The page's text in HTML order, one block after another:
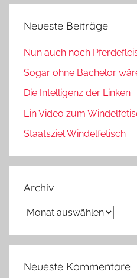
Neueste Beiträge
Nun auch noch
Sogar ohne Bachelor
Die Intelligenz der Linken
Ein Video zum
Staatsziel Windelfetisch
Archiv
Archiv
Neueste Kommentare